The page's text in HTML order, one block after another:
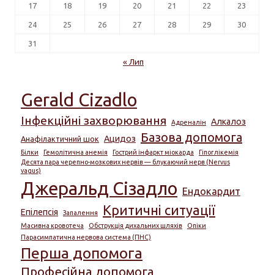
17 18 19 20 21 22 23
24 25 26 27 28 29 30
31
« Лип
Gerald Cizadlo
Інфекційні захворювання Адреналін Алкалоз
Анафілактичний шок Ацидоз Базова допомога
Білки Гемолітична анемія Гострий інфаркт міокарда
Гіпоглікемія
Десята пара черепно-мозкових нервів — блукаючий нерв (Nervus
vagus)
Джеральд Сізадло Ендокардит
Епілепсія Запалення Критичні ситуації
Масивна кровотеча Обструкція дихальних шляхів
Опіки
Парасимпатична нервова система (ПНС)
Перша допомога
Професійна допомога